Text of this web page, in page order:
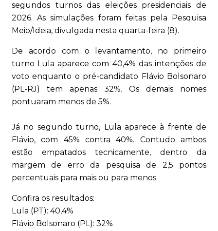
segundos turnos das eleições presidenciais de
2026. As simulações foram feitas pela Pesquisa
Meio/Ideia, divulgada nesta quarta-feira (8).
De acordo com o levantamento, no primeiro
turno Lula aparece com 40,4% das intenções de
voto enquanto o pré-candidato Flávio Bolsonaro
(PL-RJ) tem apenas 32%. Os demais nomes
pontuaram menos de 5%.
Já no segundo turno, Lula aparece à frente de
Flávio, com 45% contra 40%. Contudo ambos
estão empatados tecnicamente, dentro da
margem de erro da pesquisa de 2,5 pontos
percentuais para mais ou para menos.
Confira os resultados:
Lula (PT): 40,4%
Flávio Bolsonaro (PL): 32%